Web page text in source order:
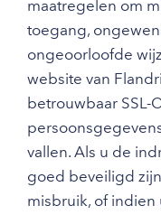
maatregelen om
toegang,
ongeoorloofde
website van
betrouwbaar SSL-
vallen. Als u de
goed beveiligd
misbruik, of indien